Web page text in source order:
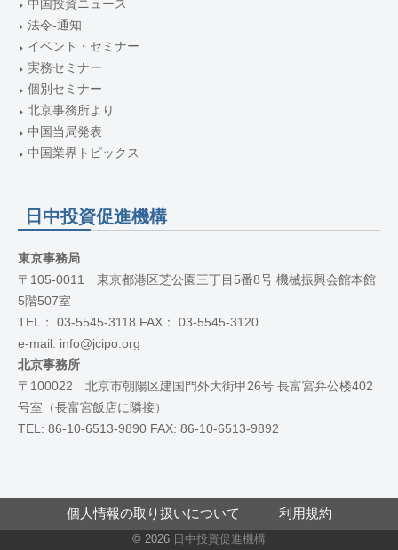
中国投資ニュース
法令-通知
イベント・セミナー
実務セミナー
個別セミナー
北京事務所より
中国当局発表
中国業界トピックス
日中投資促進機構
東京事務局
〒105-0011 東京都港区芝公園三丁目5番8号 機械振興会館本館
5階507室
TEL： 03-5545-3118 FAX： 03-5545-3120
e-mail: info@jcipo.org
北京事務所
〒100022 北京市朝陽区建国門外大街甲26号 長富宮弁公楼402
号室（長富宮飯店に隣接）
TEL: 86-10-6513-9890 FAX: 86-10-6513-9892
個人情報の取り扱いについて 利用規約
© 2026 日中投資促進機構